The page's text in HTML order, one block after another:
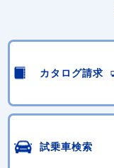
カタログ請求
試乗車検索